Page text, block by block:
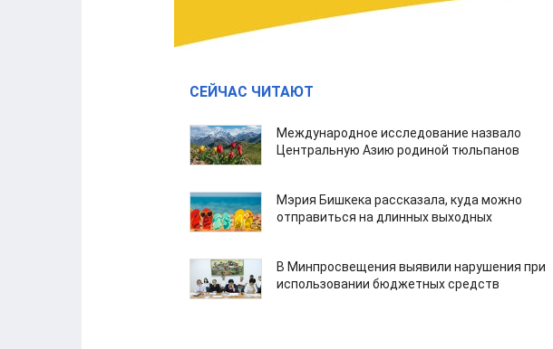
СЕЙЧАС ЧИТАЮТ
Международное исследование назвало
Центральную Азию родиной тюльпанов
Мэрия Бишкека рассказала, куда можно
отправиться на длинных выходных
В Минпросвещения выявили нарушения при
использовании бюджетных средств